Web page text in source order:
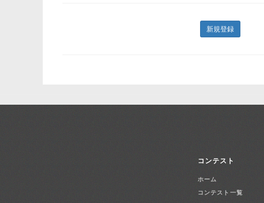
新規登録
コンテスト
ホーム
コンテスト一覧